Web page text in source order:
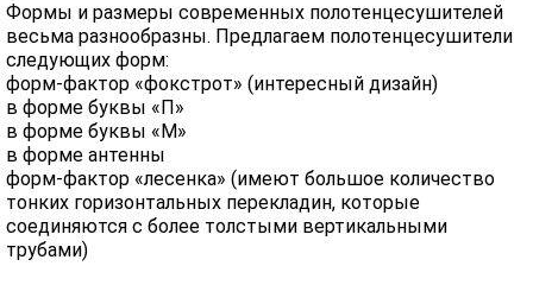
Формы и размеры современных полотенцесушителей
весьма разнообразны. Предлагаем полотенцесушители
следующих форм:
форм-фактор «фокстрот» (интересный дизайн)
в форме буквы «П»
в форме буквы «М»
в форме антенны
форм-фактор «лесенка» (имеют большое количество
тонких горизонтальных перекладин, которые
соединяются с более толстыми вертикальными
трубами)